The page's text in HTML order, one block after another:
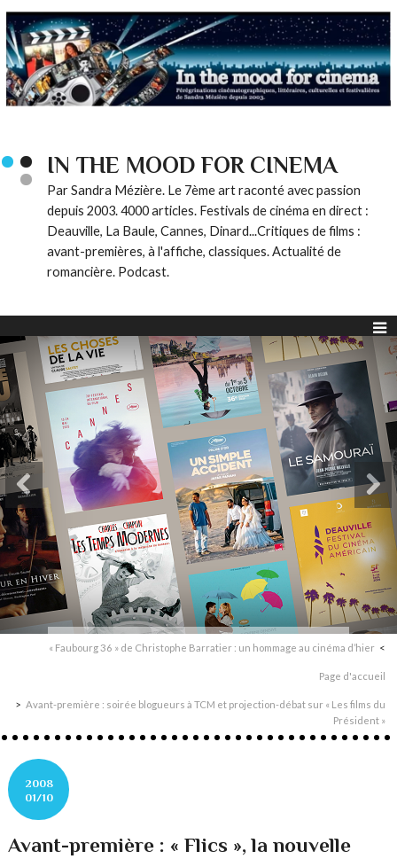
IN THE MOOD FOR CINEMA
Par Sandra Mézière. Le 7ème art raconté avec passion
depuis 2003. 4000 articles. Festivals de cinéma en direct :
Deauville, La Baule, Cannes, Dinard...Critiques de films :
avant-premières, à l'affiche, classiques. Actualité de
romancière. Podcast.
« Faubourg 36 » de Christophe Barratier : un hommage au cinéma d’hier
Page d'accueil
Avant-première : soirée blogueurs à TCM et projection-débat sur « Les films du
Président »
2008
01/10
Avant-première : « Flics », la nouvelle